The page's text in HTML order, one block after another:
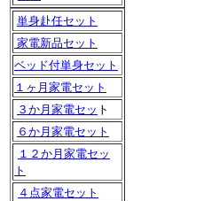
単身赴任セット
家電新品セット
ベッド付単身セット
１ヶ月家電セット
３か月家電セッ ト
６か月家電セット
１２か月家電セッ
ト
４点家電セット